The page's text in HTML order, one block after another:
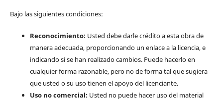
Bajo las siguientes condiciones:
Reconocimiento:Usted debe darle crédito a esta obra de
manera adecuada, proporcionando un enlace a la licencia, e
indicando si se han realizado cambios. Puede hacerlo en
cualquier forma razonable, pero no de forma tal que sugiera
que usted o su uso tienen el apoyo del licenciante.
Uso no comercial:Usted no puede hacer uso del material